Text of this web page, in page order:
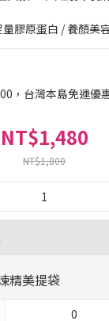
膠原蛋白 / 養顏美
，台灣本島免運優
NT$1,480
NT$1,800
精美提袋